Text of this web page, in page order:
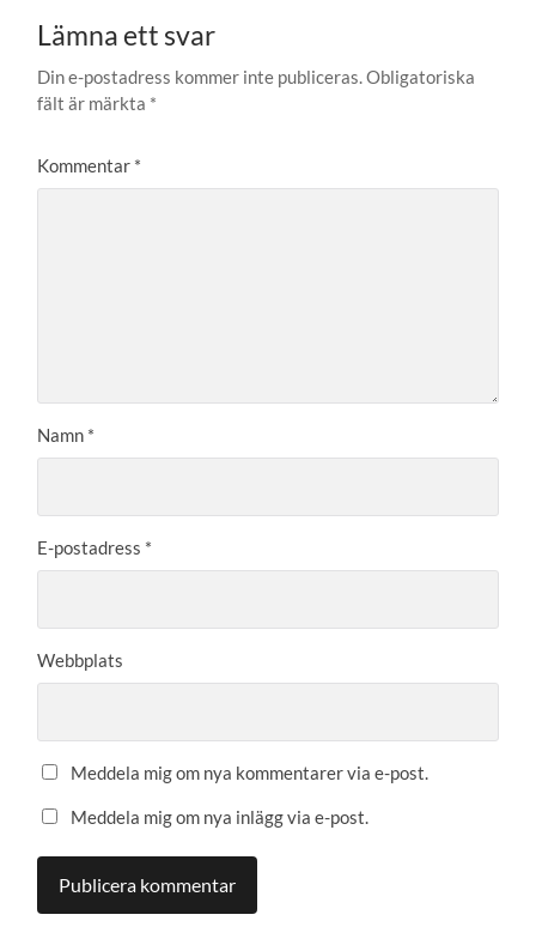
Lämna ett svar
Din e-postadress kommer inte publiceras.Obligatoriska
fält är märkta *
Kommentar *
Namn *
E-postadress *
Webbplats
Meddela mig om nya kommentarer via e-post.
Meddela mig om nya inlägg via e-post.